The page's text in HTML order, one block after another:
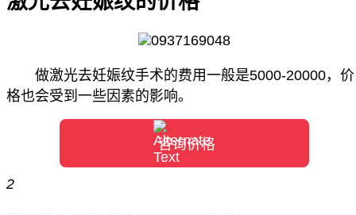
做激光去妊娠纹手术的费用一般是5000-20000，价
格也会受到一些因素的影响。
咨询价格
2